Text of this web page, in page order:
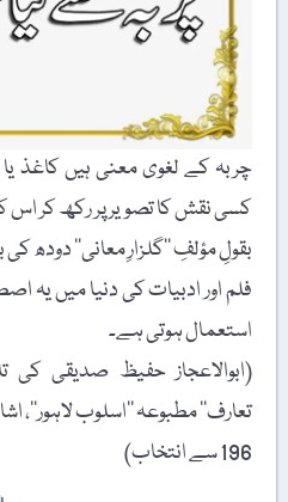
چربہ کے لغوی معنی ہیں کاغذ
کسی نقش کا تصویر پر رکھ کر اس کی
بقولِ مؤلفِ ’’گلزارِ معانی‘‘ دودھ
فلم اور ادبیات کی دنیا میں یہ
استعمال ہوتی ہے۔
(ابوالاعجاز حفیظ صدیقی کی
196 سے انتخاب)